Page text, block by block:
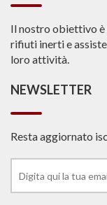
Il nostro obiettivo
rifiuti inerti e
loro attività.
NEWSLETTER
Resta aggiornato